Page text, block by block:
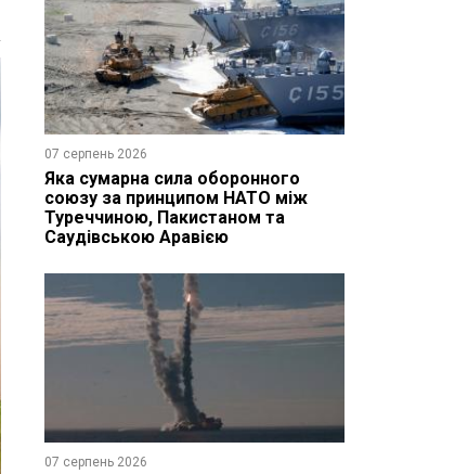
07 серпень 2026
Яка сумарна сила оборонного
союзу за принципом НАТО між
Туреччиною, Пакистаном та
Саудівською Аравією
07 серпень 2026